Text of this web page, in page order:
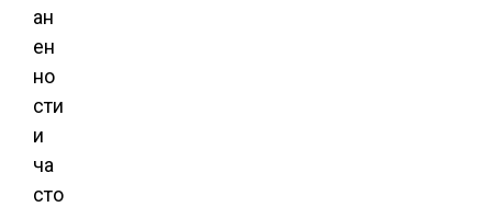
ан
ен
но
сти
и
ча
сто